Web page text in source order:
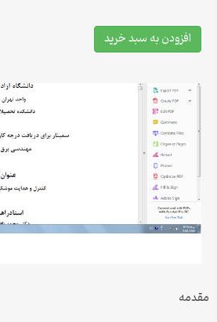
افزودن به سبد خرید
مقدمه